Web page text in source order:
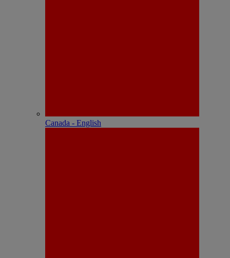
Canada - English